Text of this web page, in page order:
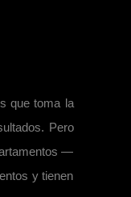
que toma la
Pero
—
y tienen